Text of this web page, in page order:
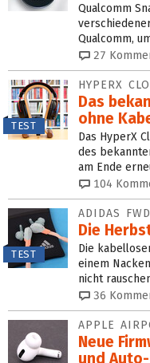
Qualcomm
Qualcomm,
27
TEST
HYPERX
Das
ohne
Das HyperX
des
am Ende
104
TEST
ADIDAS
Die
Die
einem
nicht
36
APPLE
Neue
und